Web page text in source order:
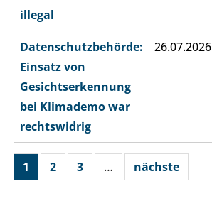
illegal
Datenschutzbehörde:
Einsatz von
Gesichtserkennung
bei Klimademo war
rechtswidrig
26.07.2026
1 2 3 … nächste